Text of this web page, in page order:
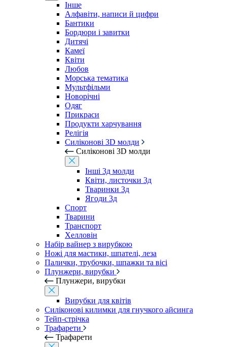
Інше
Алфавіти, написи й цифри
Бантики
Бордюри і завитки
Дитячі
Камеї
Квіти
Любов
Морська тематика
Мультфільми
Новорічні
Одяг
Прикраси
Продукти харчування
Релігія
Силіконові 3D молди
Силіконові 3D молди
Інші 3д молди
Квіти, листочки 3д
Тваринки 3д
Ягоди 3д
Спорт
Тварини
Транспорт
Хелловін
Набір вайнер з вирубкою
Ножі для мастики, шпателі, леза
Палички, трубочки, шпажки та вісі
Плунжери, вирубки
Плунжери, вирубки
Вирубки для квітів
Силіконові килимки для гнучкого айсинга
Тейп-стрічка
Трафарети
Трафарети